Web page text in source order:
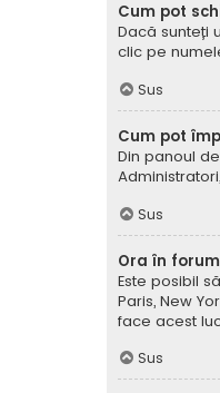
Cum pot
Dacă sunteți
clic pe
Sus
Cum pot
Din panoul
Sus
Ora în
Este posibil
Paris, New
face acest
Sus